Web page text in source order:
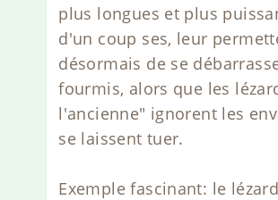
plus longues et plus
d'un coup ses, leur
désormais de se
fourmis, alors que les
l'ancienne" ignorent les
se laissent tuer.
Exemple fascinant: le